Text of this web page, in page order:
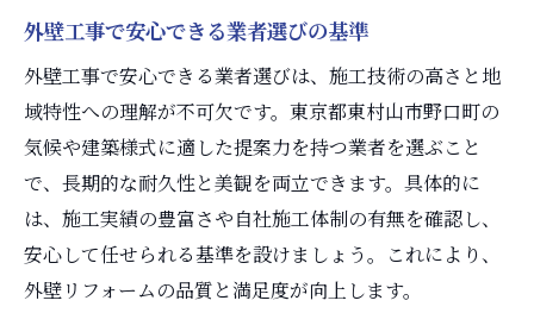
外壁工事で安心できる業者選びの基準
外壁工事で安心できる業者選びは、施工技術の高さと地
域特性への理解が不可欠です。東京都東村山市野口町の
気候や建築様式に適した提案力を持つ業者を選ぶこと
で、長期的な耐久性と美観を両立できます。具体的に
は、施工実績の豊富さや自社施工体制の有無を確認し、
安心して任せられる基準を設けましょう。これにより、
外壁リフォームの品質と満足度が向上します。